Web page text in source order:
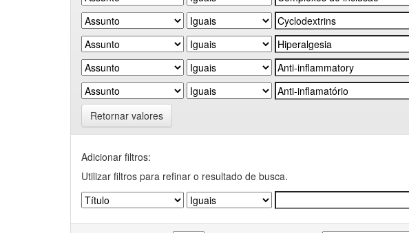
Retornar valores
Adicionar filtros:
Utilizar filtros para refinar o resultado de busca.